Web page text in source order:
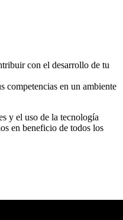
con el desarrollo de tu
competencias en un ambiente
y el uso de la tecnología
en beneficio de todos los